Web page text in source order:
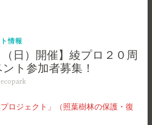
情報
（日）開催】綾プロ２０周
ト参加者募集！
ecopark
プロジェクト」（照葉樹林の保護・復